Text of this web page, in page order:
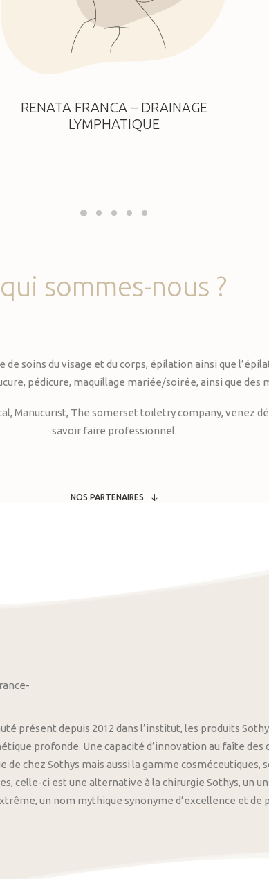
RENATA FRANCA – DRAINAGE
LYMPHATIQUE
qui sommes-nous ?
de soins du visage et du corps, épilation ainsi que
pédicure, maquillage mariée/soirée, ainsi que des
Manucurist, The somerset toiletry company, venez
savoir faire professionnel.
NOS PARTENAIRES
présent depuis 2012 dans l’institut, les produits
profonde. Une capacité d’innovation au faîte
de chez Sothys mais aussi la gamme
celle-ci est une alternative à la chirurgie Sothys, un
un nom mythique synonyme d’excellence et de